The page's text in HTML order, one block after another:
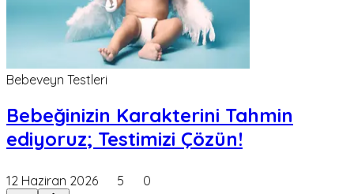
Bebeveyn Testleri
Bebeğinizin Karakterini Tahmin
ediyoruz; Testimizi Çözün!
12 Haziran 2026 5 0